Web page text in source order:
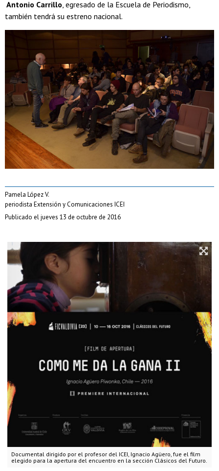
Documental dirigido por el profesor del ICEI, Ignacio Agüero, fue el film
elegido para la apertura del encuentro en la sección Clásicos del Futuro.
Antonio Carrillo, egresado de la Escuela de Periodismo,
también tendrá su estreno nacional.
Pamela López V.
periodista Extensión y Comunicaciones ICEI
Publicado el jueves 13 de octubre de 2016